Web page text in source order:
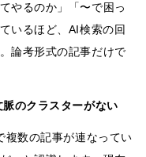
やるのか」「〜で困っ
いるほど、AI検索の回
論考形式の記事だけで
のクラスターがない
複数の記事が連なってい